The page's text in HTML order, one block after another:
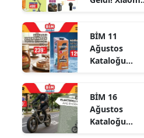
Elektrikli
Bisiklet
Geliyor
BİM 11
Ağustos
Kataloğu
Yoğurttan
Çikolataya Salı
İndirimleri
BİM 16
Ağustos
Kataloğu